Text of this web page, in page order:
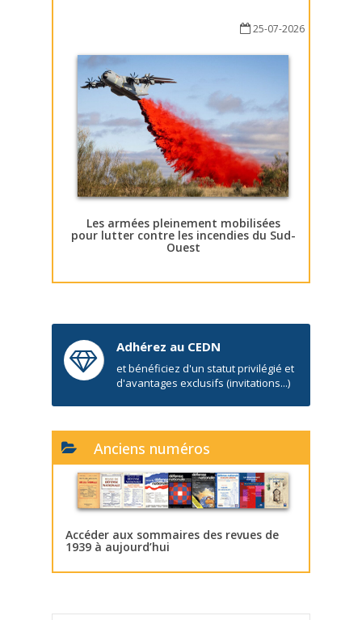
25-07-2026
Les armées pleinement mobilisées
pour lutter contre les incendies du Sud-
Ouest
Adhérez au CEDN
et bénéficiez d'un statut privilégié et
d'avantages exclusifs (invitations...)
Anciens numéros
Accéder aux sommaires des revues de
1939 à aujourd’hui